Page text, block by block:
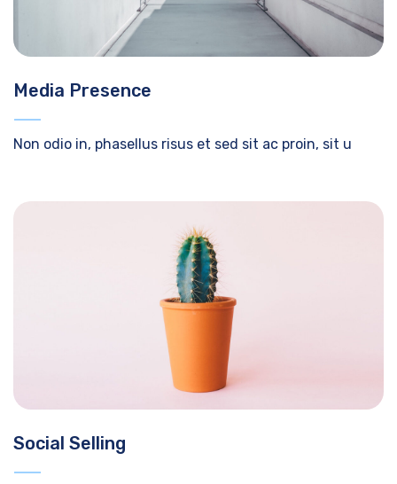
Media Presence
Non odio in, phasellus risus et sed sit ac proin, sit u
Social Selling